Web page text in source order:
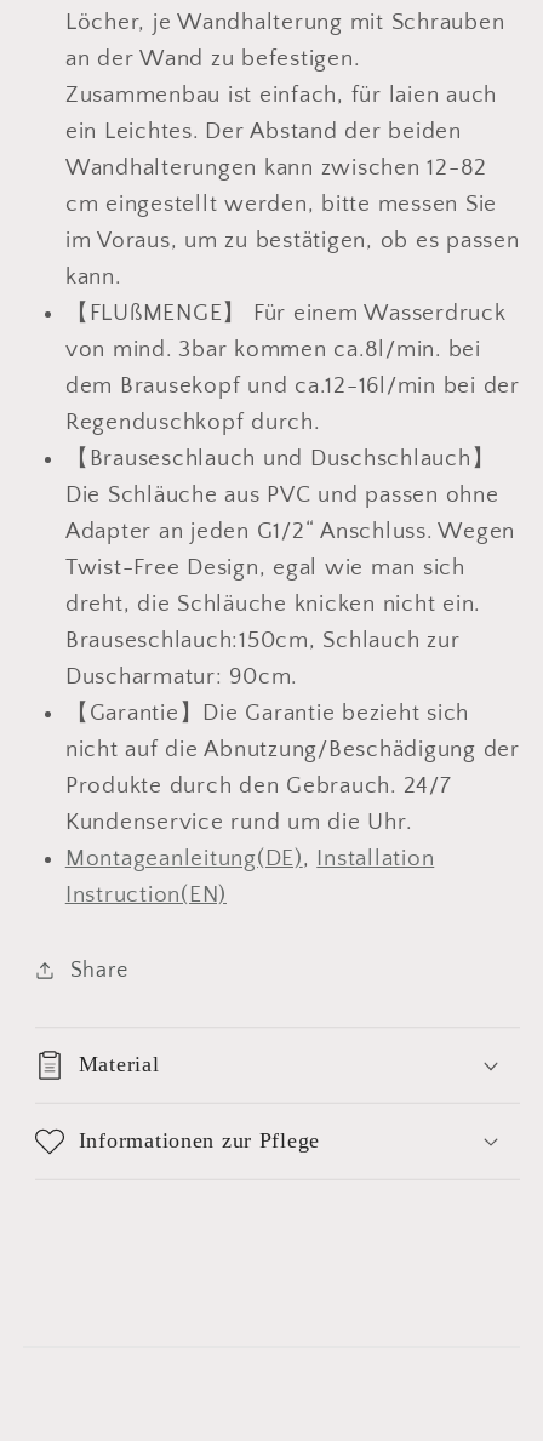
Löcher, je Wandhalterung mit Schrauben
an der Wand zu befestigen.
Zusammenbau ist einfach, für laien auch
ein Leichtes. Der Abstand der beiden
Wandhalterungen kann zwischen 12-82
cm eingestellt werden, bitte messen Sie
im Voraus, um zu bestätigen, ob es passen
kann.
【FLUßMENGE】 Für einem Wasserdruck
von mind. 3bar kommen ca.8l/min. bei
dem Brausekopf und ca.12-16l/min bei der
Regenduschkopf durch.
【Brauseschlauch und Duschschlauch】
Die Schläuche aus PVC und passen ohne
Adapter an jeden G1/2“ Anschluss. Wegen
Twist-Free Design, egal wie man sich
dreht, die Schläuche knicken nicht ein.
Brauseschlauch:150cm, Schlauch zur
Duscharmatur: 90cm.
【Garantie】Die Garantie bezieht sich
nicht auf die Abnutzung/Beschädigung der
Produkte durch den Gebrauch. 24/7
Kundenservice rund um die Uhr.
Montageanleitung(DE), Installation
Instruction(EN)
Share
Material
Informationen zur Pflege